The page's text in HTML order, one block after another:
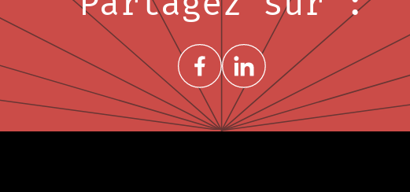
Share on FacebookNouvelle fenêtre
Share on LinkedInNouvelle fenêtre